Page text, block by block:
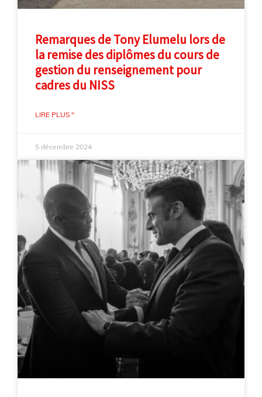
Remarques de Tony Elumelu lors de
la remise des diplômes du cours de
gestion du renseignement pour
cadres du NISS
LIRE PLUS "
5 décembre 2024